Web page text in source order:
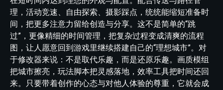
理，活动竞速、自由探索、摄影踩点，统统能缩短准备时
间，把更多注意力留给创造与分享。这不是简单的“跳
过”，更像精细的时间管理，把复杂过程变成清爽的流程
图，让人愿意回到游戏里继续搭建自己的“理想城市”。对
于修改器来说：不是取代乐趣，而是还原乐趣。画质模组
把城市擦亮，玩法脚本把灵感落地，效率工具把时间还回
来。只要带着创作的心态与对他人体验的尊重，它就会成